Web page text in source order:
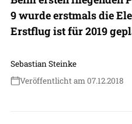
9 wurde erstmals die
Erstflug ist für 2019
Sebastian Steinke
Veröffentlicht am 07.12.2018